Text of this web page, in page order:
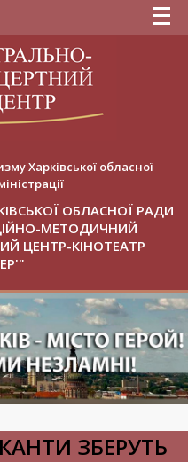
Харківської обласної
ОБЛАСНОЇ РАДИ
МЕТОДИЧНИЙ
ЦЕНТР-КІНОТЕАТР
ЗБЕРУТЬ